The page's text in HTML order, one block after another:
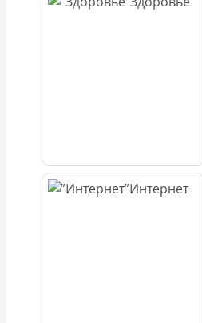
Интернет